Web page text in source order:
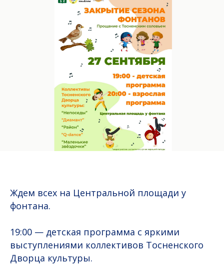
Ждем всех на Центральной площади у
фонтана.
19:00 — детская программа с яркими
выступлениями коллективов Тосненского
Дворца культуры.